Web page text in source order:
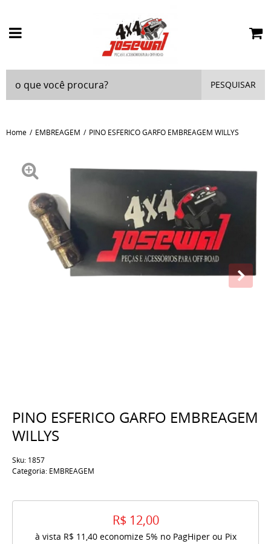
PESQUISAR
Home EMBREAGEM PINO ESFERICO GARFO EMBREAGEM WILLYS
PINO ESFERICO GARFO EMBREAGEM
WILLYS
Sku: 1857
Categoria: EMBREAGEM
R$ 12,00
à vista R$ 11,40economize 5% no PagHiper ou Pix